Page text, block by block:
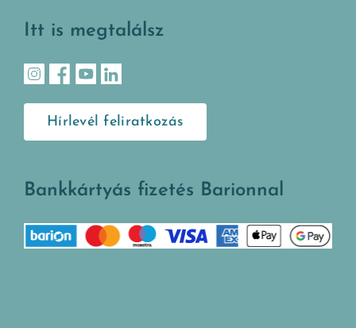
Itt is megtalálsz
Hírlevél feliratkozás
Bankkártyás fizetés Barionnal